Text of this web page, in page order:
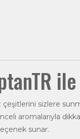
çeşitlerini sizlere
aromalarıyla
sunar.